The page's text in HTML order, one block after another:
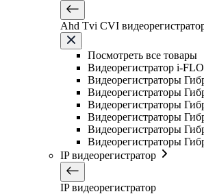
Ahd Tvi CVI
Посмотреть все товары
Видеорегистратор i-
Видеорегистраторы
Видеорегистраторы
Видеорегистраторы
Видеорегистраторы
Видеорегистраторы
Видеорегистраторы
IP видеорегистратор
IP видеорегистратор